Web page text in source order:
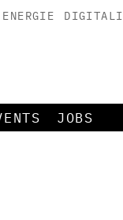
ENERGIE
JOBS